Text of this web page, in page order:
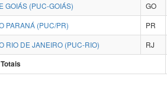
GOIÁS (PUC-GOIÁS)
GO
PARANÁ (PUC/PR)
PR
RIO DE JANEIRO (PUC-RIO)
RJ
Totais